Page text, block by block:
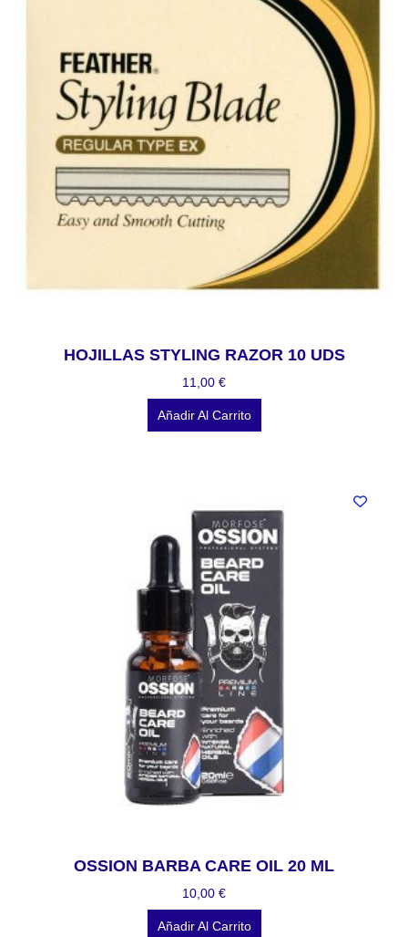
HOJILLAS STYLING RAZOR 10 UDS
11,00 €
Añadir Al Carrito
OSSION BARBA CARE OIL 20 ML
10,00 €
Añadir Al Carrito